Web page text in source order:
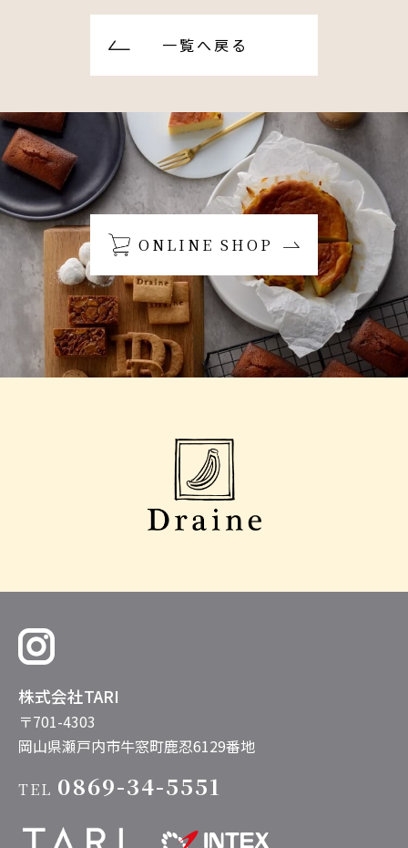
一覧へ戻る
ONLINE SHOP
株式会社TARI
〒701-4303
岡山県瀬戸内市牛窓町鹿忍6129番地
TEL 0869-34-5551